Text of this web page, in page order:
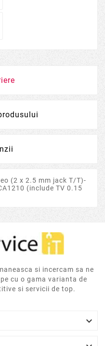
(2 x 2.5 mm jack T/T)-
(include TV 0.15
si incercam sa ne
cu o gama varianta de
si servicii de top.
